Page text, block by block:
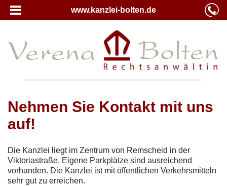
www.kanzlei-bolten.de
Nehmen Sie Kontakt mit uns
auf!
Die Kanzlei liegt im Zentrum von Remscheid in der
Viktoriastraße. Eigene Parkplätze sind ausreichend
vorhanden. Die Kanzlei ist mit öffentlichen Verkehrsmitteln
sehr gut zu erreichen.